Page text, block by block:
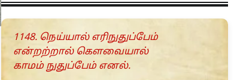
1148. நெய்யால் எரிநுதுப்பேம்
என்றற்றால் கெளவையால்
காமம் நுதுப்பேம் எனல்.